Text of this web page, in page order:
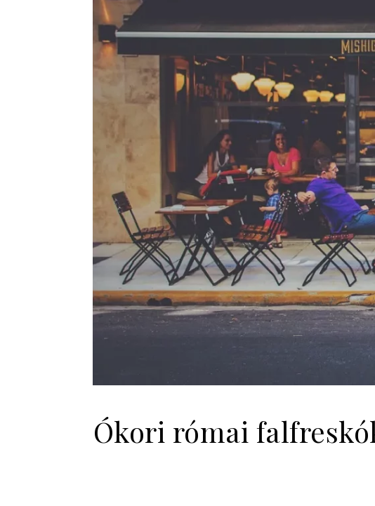
Ókori római